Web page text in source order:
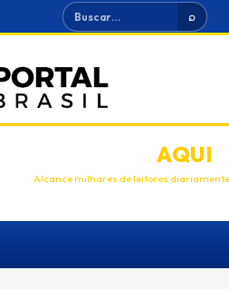
Buscar ⌕
ANUNCIEAQUI
Alcance milhares de leitores diariamente